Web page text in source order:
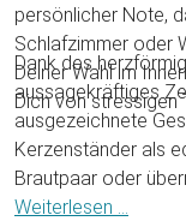
persönlicher Note,
Schlafzimmer oder
Deiner Wahl im
Dich von stressigen
Dank des
aussagekräftiges
ausgezeichnete
Kerzenständer als
Brautpaar oder
Jahrestag. Egal ob
Weiterlesen ...